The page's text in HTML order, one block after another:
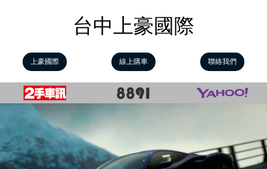
台中上豪國際
上豪國際 線上購車 聯絡我們
Previous